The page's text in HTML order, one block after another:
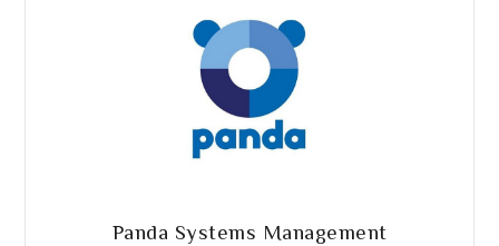
Panda Systems Management